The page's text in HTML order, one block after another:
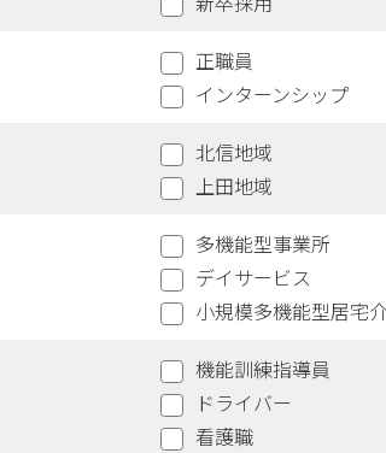
正職員
インターンシップ
北信地域
上田地域
多機能型事業所
デイサービス
小規模多機能型居宅
機能訓練指導員
ドライバー
看護職